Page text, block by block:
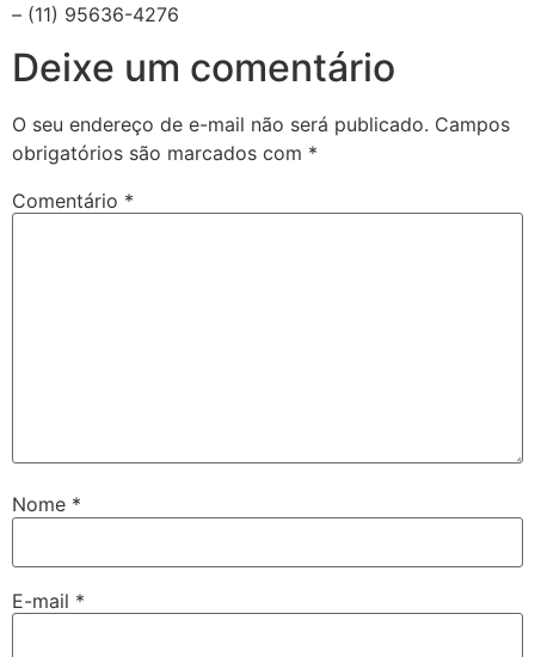
– (11) 95636-4276
Deixe um comentário
O seu endereço de e-mail não será publicado. Campos
obrigatórios são marcados com *
Comentário *
Nome *
E-mail *